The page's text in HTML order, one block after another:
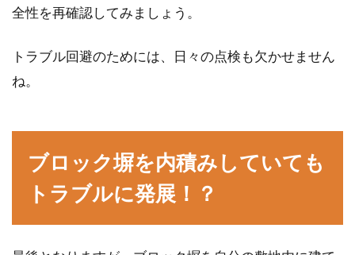
全性を再確認してみましょう。
トラブル回避のためには、日々の点検も欠かせません
ね。
ブロック塀を内積みしていても
トラブルに発展！？